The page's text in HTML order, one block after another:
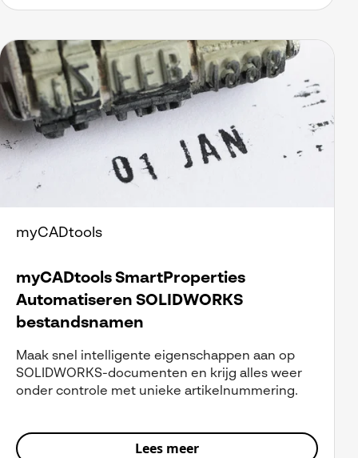
myCADtools
myCADtools SmartProperties
Automatiseren SOLIDWORKS
bestandsnamen
Maak snel intelligente eigenschappen aan op
SOLIDWORKS-documenten en krijg alles weer
onder controle met unieke artikelnummering.
Lees meer